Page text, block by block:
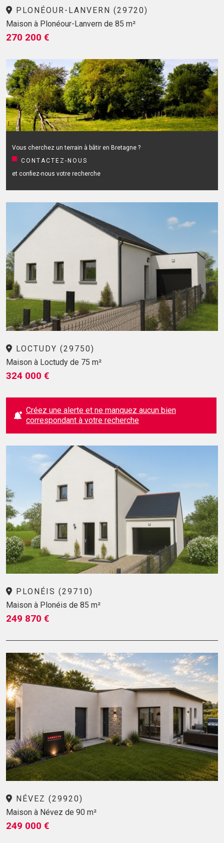
PLONÉOUR-LANVERN (29720)
Maison à Plonéour-Lanvern de 85 m²
270 200 €
Vous cherchez un terrain à bâtir en Bretagne ?
CONTACTEZ-NOUS
et confiez-nous votre recherche
LOCTUDY (29750)
Maison à Loctudy de 75 m²
324 000 €
Créez une alerte et ne manquez aucun bien
correspondant à votre recherche
PLONÉIS (29710)
Maison à Plonéis de 85 m²
249 870 €
NÉVEZ (29920)
Maison à Névez de 90 m²
249 000 €